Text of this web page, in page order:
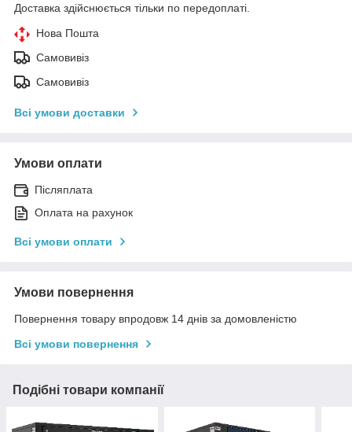
Доставка здійснюється тільки по передоплаті.
Нова Пошта
Самовивіз
Самовивіз
Всі умови доставки
Умови оплати
Післяплата
Оплата на рахунок
Всі умови оплати
Умови повернення
Повернення товару впродовж 14 днів за домовленістю
Всі умови повернення
Подібні товари компанії